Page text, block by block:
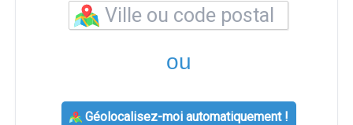
ou
Géolocalisez-moi automatiquement !